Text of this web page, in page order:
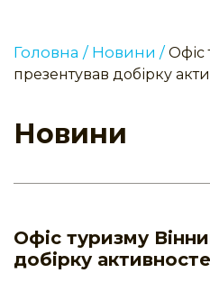
Головна / Новини / Офіс
презентував добірку
Новини
Офіс туризму
добірку